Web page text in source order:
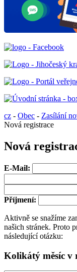
cz - Obec - Zasílání
Nová registrace
Nová
E-Mail:
Příjmení:
Aktivně se snažíme
našich stránek. Proto
následující otázku:
Kolikátý měsíc v